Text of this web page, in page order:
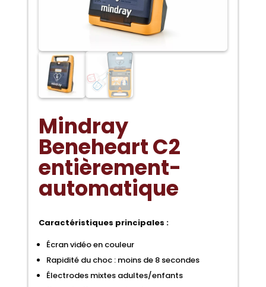
Mindray
Beneheart C2
entièrement-
automatique
Caractéristiques principales :
Écran vidéo en couleur
Rapidité du choc : moins de 8 secondes
Électrodes mixtes adultes/enfants